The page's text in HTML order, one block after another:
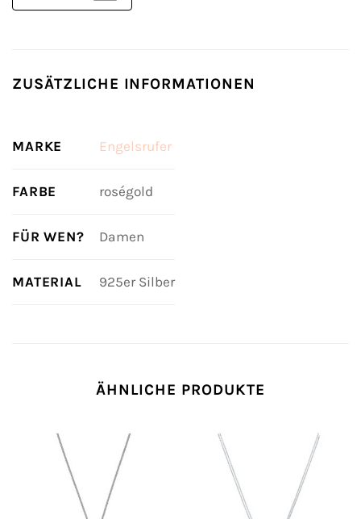
ZUSÄTZLICHE INFORMATIONEN
MARKE Engelsrufer
FARBE roségold
FÜR WEN? Damen
MATERIAL 925er Silber
ÄHNLICHE PRODUKTE